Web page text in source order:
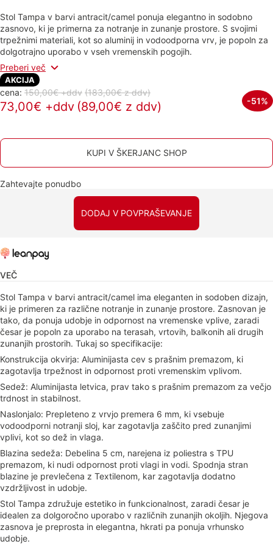
Stol Tampa v barvi antracit/camel ponuja elegantno in sodobno
zasnovo, ki je primerna za notranje in zunanje prostore. S svojimi
trpežnimi materiali, kot so aluminij in vodoodporna vrv, je popoln za
dolgotrajno uporabo v vseh vremenskih pogojih.
Preberi več
AKCIJA
cena: 150,00€ +ddv (183,00€z ddv)
73,00€ +ddv (89,00€ z ddv) -51%
KUPI V ŠKERJANC SHOP
Zahtevajte ponudbo
DODAJ V POVPRAŠEVANJE
VEČ
Stol Tampa v barvi antracit/camel ima eleganten in sodoben dizajn,
ki je primeren za različne notranje in zunanje prostore. Zasnovan je
tako, da ponuja udobje in odpornost na vremenske vplive, zaradi
česar je popoln za uporabo na terasah, vrtovih, balkonih ali drugih
zunanjih prostorih. Tukaj so specifikacije:
Konstrukcija okvirja: Aluminijasta cev s prašnim premazom, ki
zagotavlja trpežnost in odpornost proti vremenskim vplivom.
Sedež: Aluminijasta letvica, prav tako s prašnim premazom za večjo
trdnost in stabilnost.
Naslonjalo: Prepleteno z vrvjo premera 6 mm, ki vsebuje
vodoodporni notranji sloj, kar zagotavlja zaščito pred zunanjimi
vplivi, kot so dež in vlaga.
Blazina sedeža: Debelina 5 cm, narejena iz poliestra s TPU
premazom, ki nudi odpornost proti vlagi in vodi. Spodnja stran
blazine je prevlečena z Textilenom, kar zagotavlja dodatno
vzdržljivost in udobje.
Stol Tampa združuje estetiko in funkcionalnost, zaradi česar je
idealen za dolgoročno uporabo v različnih zunanjih okoljih. Njegova
zasnova je preprosta in elegantna, hkrati pa ponuja vrhunsko
udobje.